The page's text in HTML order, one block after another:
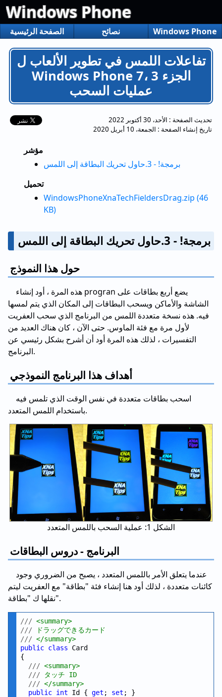
Windows Phone
الصفحة الرئيسية نصائح Windows Phone
تفاعلات اللمس في تطوير الألعاب ل
Windows Phone 7، الجزء 3
عمليات السحب
تحديث الصفحة : الأحد، 30 أكتوبر 2022
تاريخ إنشاء الصفحة : الجمعة، 10 أبريل 2020
مؤشر
برمجة! - 3.حاول تحريك البطاقة إلى اللمس
تحميل
WindowsPhoneXnaTechFieldersDrag.zip (46
KB)
برمجة! - 3.حاول تحريك البطاقة إلى اللمس
حول هذا النموذج
هذه المرة ، أود إنشاء progran يضع أربع بطاقات على
الشاشة والأماكن ويسحب البطاقات إلى المكان الذي يتم لمسها
فيه. هذه نسخة متعددة اللمس من البرنامج الذي سحب العفريت
لأول مرة مع فئة الماوس. حتى الآن ، كان هناك العديد من
التفسيرات ، لذلك هذه المرة أود أن أشرح بشكل رئيسي عن
البرنامج.
أهداف هذا البرنامج النموذجي
اسحب بطاقات متعددة في نفس الوقت الذي تلمس فيه
باستخدام اللمس المتعدد.
الشكل 1: عملية السحب باللمس المتعدد
البرنامج - دروس البطاقات
عندما يتعلق الأمر باللمس المتعدد ، يصبح من الضروري وجود
كائنات متعددة ، لذلك أود هنا إنشاء فئة "بطاقة" مع العفريت ليتم
نقلها ك "بطاقة".
/// <summary>
/// ドラッグできるカード
/// </summary>
public class Card
{
/// <summary>
/// タッチ ID
/// </summary>
public int Id { get ; set ; }